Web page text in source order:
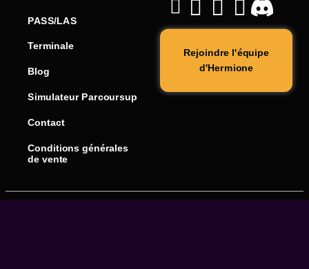
PASS/LAS
Terminale
Blog
Simulateur Parcoursup
Contact
Conditions générales
de vente
Rejoindre l'équipe
d'Hermione